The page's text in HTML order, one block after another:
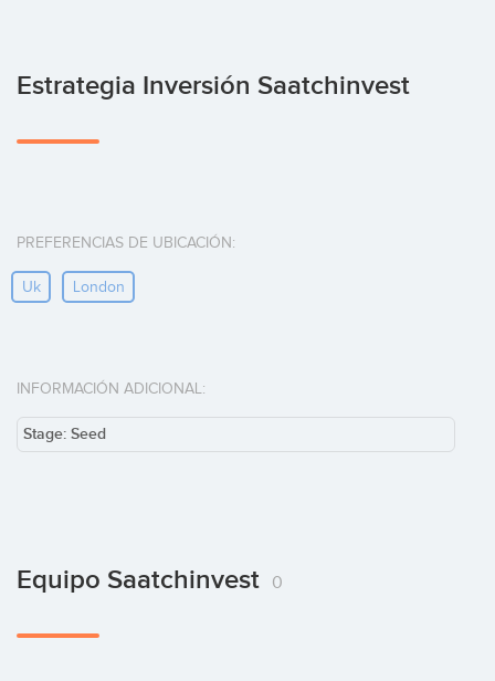
Estrategia Inversión Saatchinvest
PREFERENCIAS DE UBICACIÓN:
Uk London
INFORMACIÓN ADICIONAL:
Stage: Seed
Equipo Saatchinvest 0